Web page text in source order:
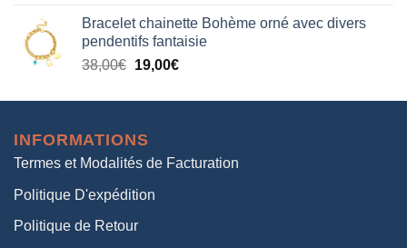
initial
était :
38,00€.
actuel
est :
19,00€.
Bracelet chainette Bohème orné avec divers
pendentifs fantaisie
38,00€ Le
initial
38,00€.
19,00€Le
actuel
INFORMATIONS
Termes et Modalités de Facturation
Politique D'expédition
Politique de Retour